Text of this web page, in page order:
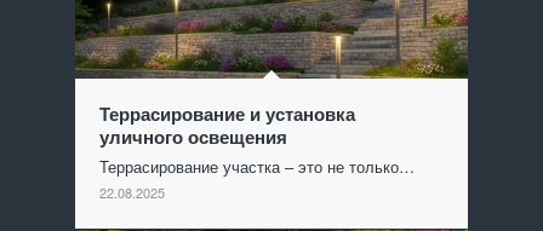
Террасирование и установка
уличного освещения
Террасирование участка – это не только…
22.08.2025